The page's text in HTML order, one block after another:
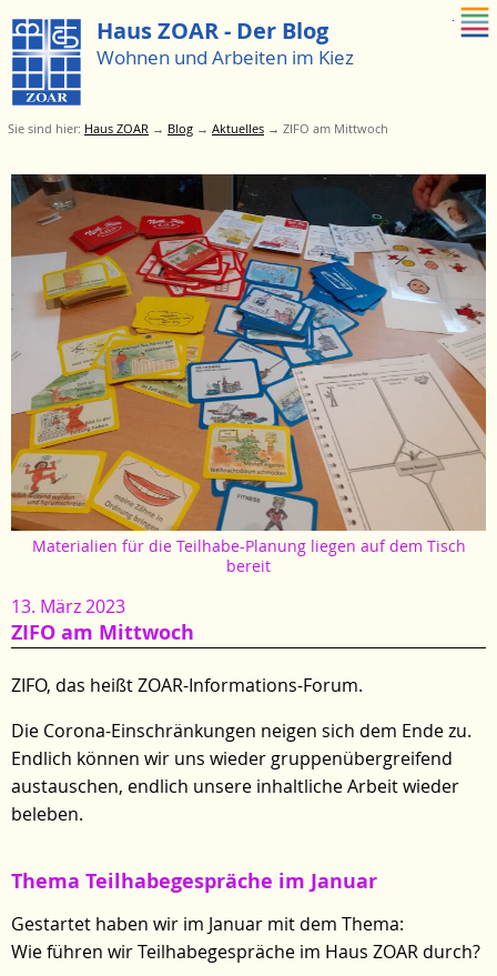
Haus ZOAR - Der Blog
Wohnen und Arbeiten im Kiez
Zum
Menü
springen
Materialien für die Teilhabe-Planung liegen auf dem Tisch
bereit
13. März 2023
ZIFO am Mittwoch
ZIFO, das heißt ZOAR-Informations-Forum.
Die Corona-Einschränkungen neigen sich dem Ende zu.
Endlich können wir uns wieder gruppenübergreifend
austauschen, endlich unsere inhaltliche Arbeit wieder
beleben.
Thema Teilhabegespräche im Januar
Gestartet haben wir im Januar mit dem Thema:
Wie führen wir Teilhabegespräche im Haus ZOAR durch?
Sie sind hier: Haus ZOAR → Blog → Aktuelles → ZIFO am Mittwoch